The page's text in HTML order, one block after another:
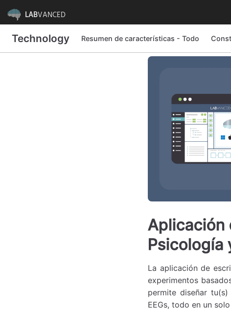
LABVANCED
Technology Resumen de características - Todo
Aplicación
Psicología
La aplicación de
experimentos
permite diseñar
EEGs, todo en un